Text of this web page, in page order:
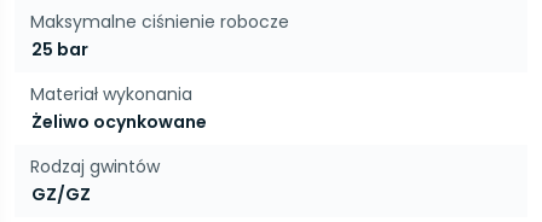
Maksymalne ciśnienie robocze
25 bar
Materiał wykonania
Żeliwo ocynkowane
Rodzaj gwintów
GZ/GZ